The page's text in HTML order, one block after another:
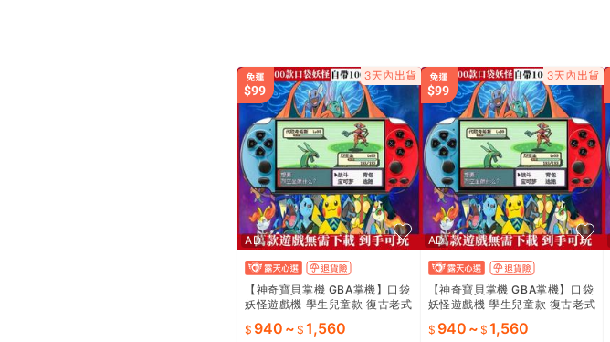
AD
【神奇寶貝掌機 GBA掌機】口袋
妖怪遊戲機 學生兒童款 復古老式
經典遊戲現貨 🎮
940 ~ 1,560
AD
【神奇寶貝掌機 GBA掌機】口袋
妖怪遊戲機 學生兒童款 復古老式
經典遊戲現貨 🎮
940 ~ 1,560